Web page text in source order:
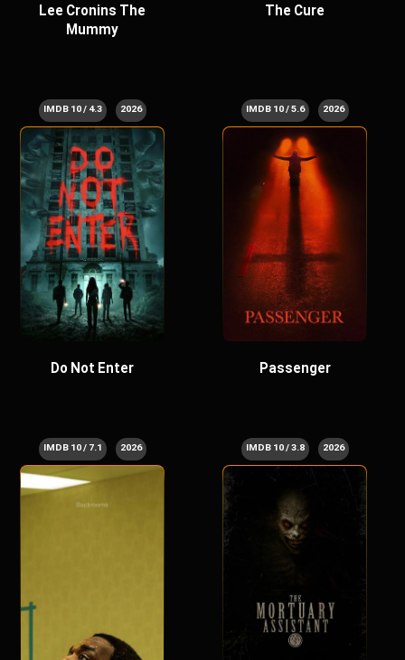
The Cure
Lee Cronins The
Mummy
2026
5.6 / 10 IMDB
Passenger
2026
4.3 / 10 IMDB
Do Not Enter
2026
3.8 / 10 IMDB
2026
7.1 / 10 IMDB